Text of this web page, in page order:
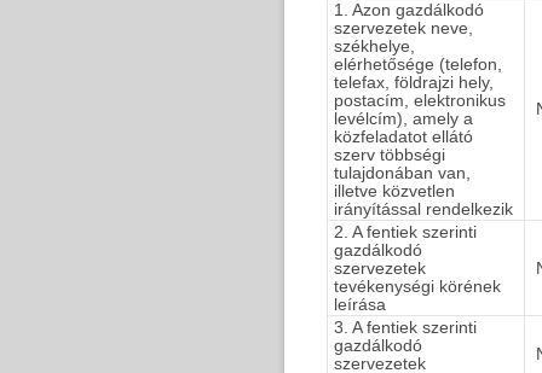
1. Azon gazdálkodó
szervezetek neve,
székhelye,
elérhetősége (telefon,
telefax, földrajzi hely,
postacím, elektronikus
levélcím), amely a
közfeladatot ellátó
szerv többségi
tulajdonában van,
illetve közvetlen
irányítással rendelkezik
2. A fentiek szerinti
gazdálkodó
szervezetek
tevékenységi körének
leírása
3. A fentiek szerinti
gazdálkodó
szervezetek